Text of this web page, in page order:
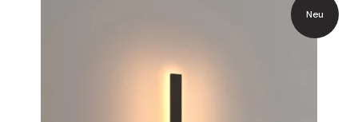
Neu